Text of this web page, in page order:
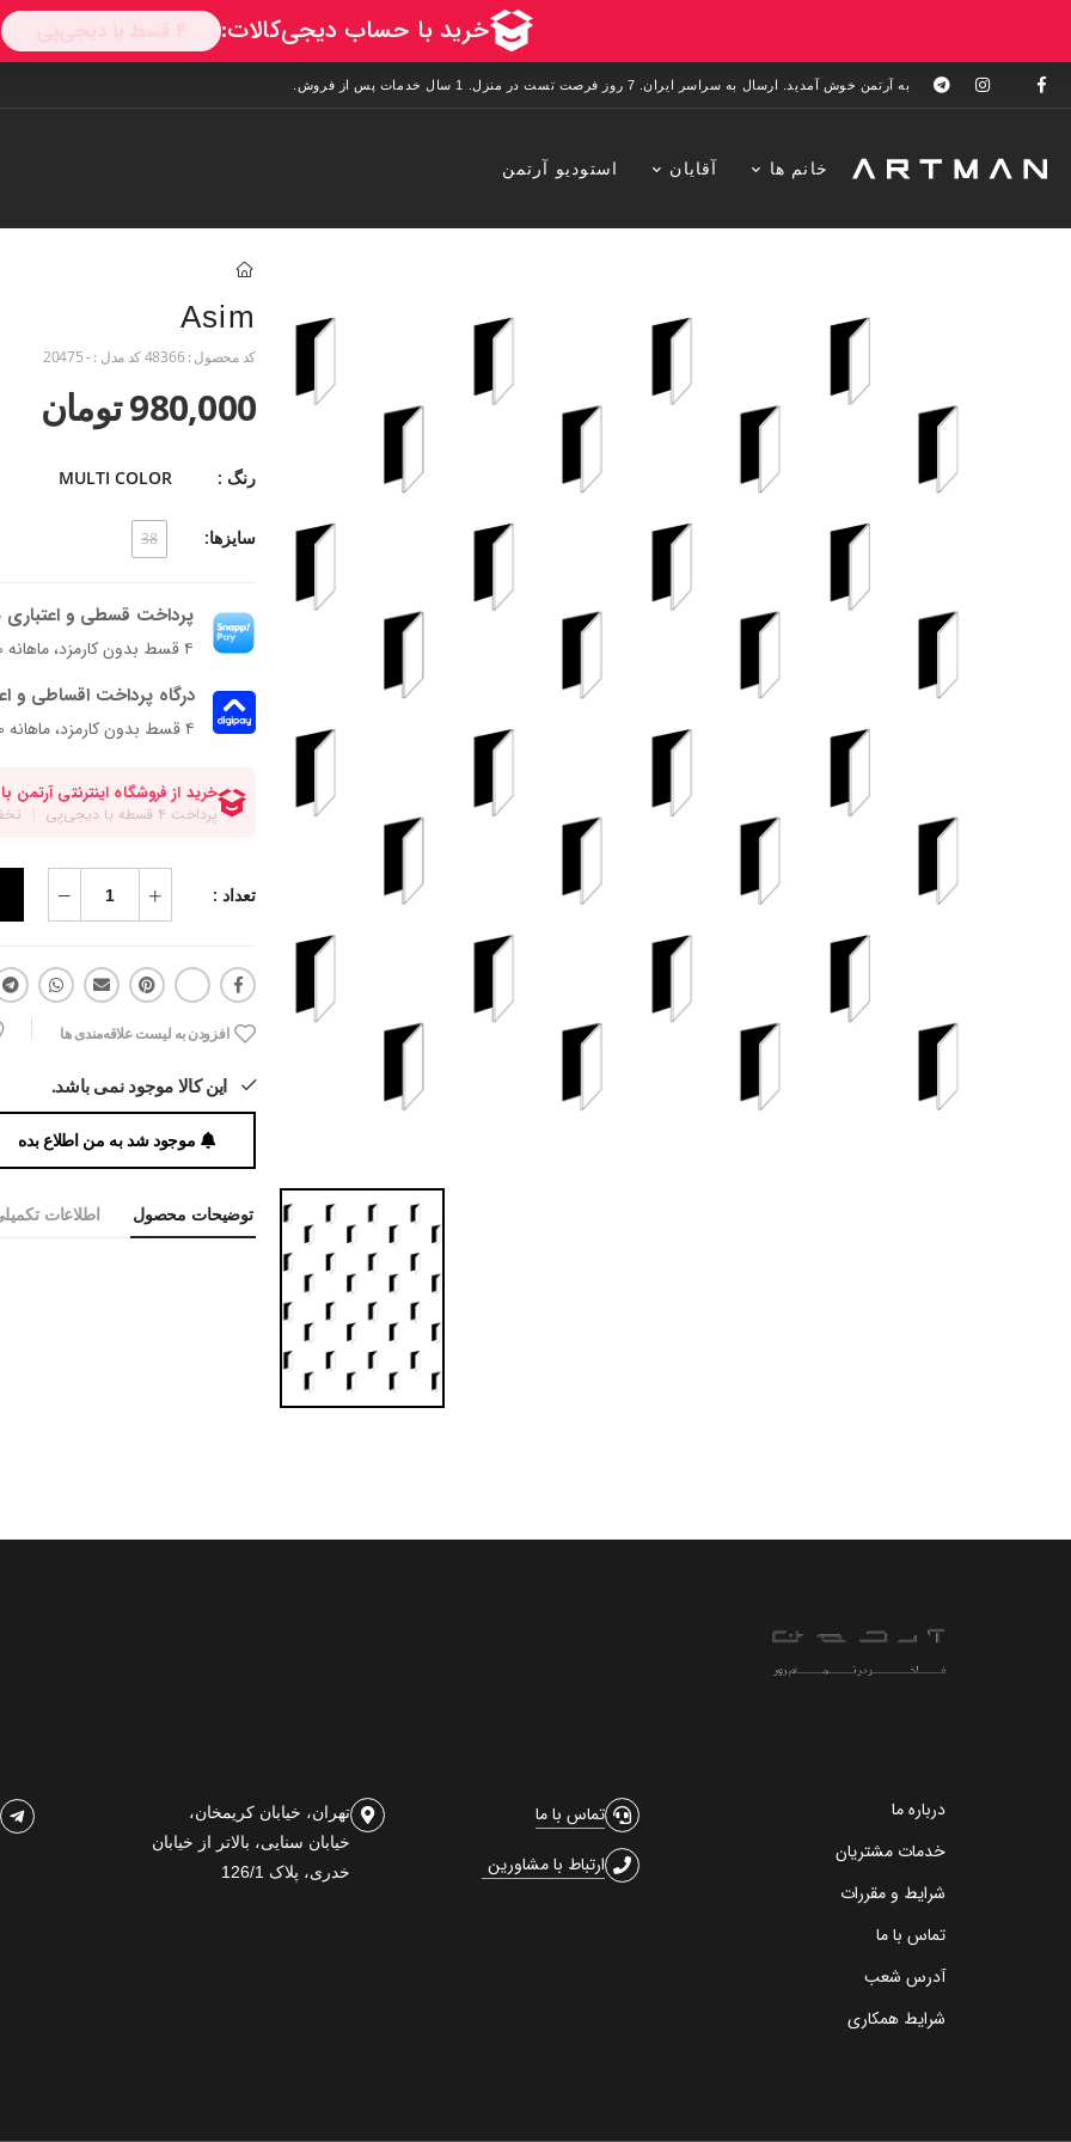
به آرتمن خوش آمدید. ارسال به سراسر ایران. 7 روز فرصت تست در منزل. 1 سال خدمات پس از فروش.
خانم ها آقایان استودیو آرتمن
Asim
کد محصول : 48366کد مدل :- 20475
980,000 تومان
رنگ : MULTI COLOR
سایزها: 38
پرداخت قسطی و اعتباری
۴ قسط بدون کارمزد، ماهانه ۲۴۵٬۰۰۰ تومان
درگاه پرداخت اقساطی و
۴ قسط بدون کارمزد، ماهانه 245,000 تومان
تعداد :
افزودن به لیست علاقه‌مندی ها
این کالا موجود نمی باشد.
موجود شد به من اطلاع بده
توضیحات محصول اطلاعات
درباره ما
خدمات مشتریان
شرایط و مقررات
تماس با ما
آدرس شعب
شرایط همکاری
تماس با ما
ارتباط با مشاورین
تهران، خیابان کریمخان،
خیابان سنایی، بالاتر از خیابان
خدری، پلاک 126/1